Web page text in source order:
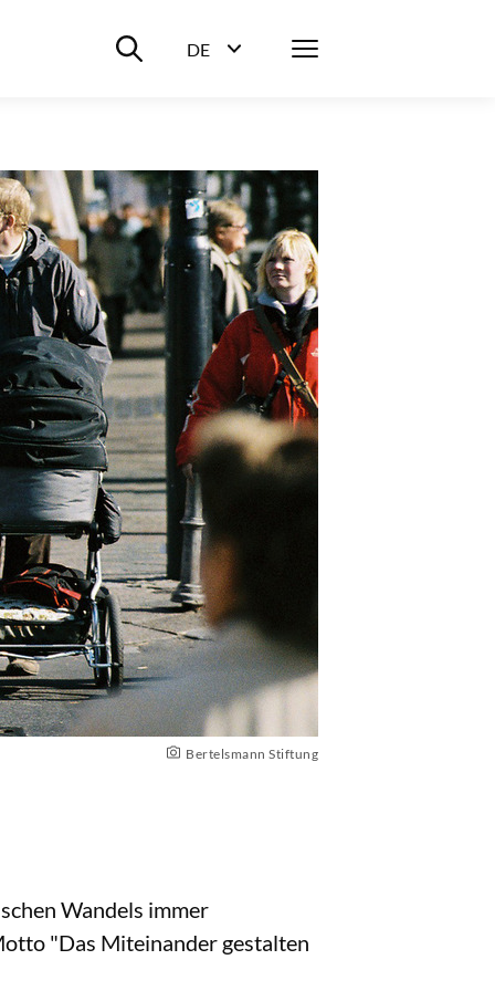
Suche ein-/ausblenden
DE
Menü
Bertelsmann Stiftung
Wandels immer
"Das Miteinander gestalten